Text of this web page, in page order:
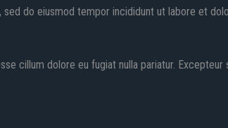
do eiusmod tempor incididunt ut labore et
cillum dolore eu fugiat nulla pariatur.